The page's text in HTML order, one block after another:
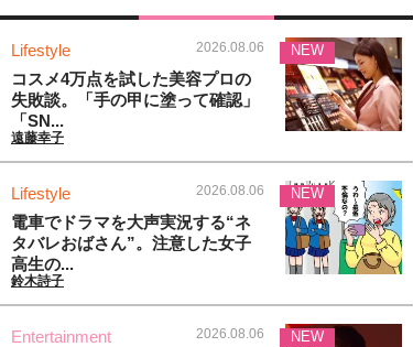
Lifestyle 2026.08.06
コスメ4万点を試した美容プロの
失敗談。「手の甲に塗って確認」
「SN...
遠藤幸子
NEW
Lifestyle 2026.08.06
電車でドラマを大声実況する“ネ
タバレおばさん”。注意した女子
高生の...
鈴木詩子
NEW
Entertainment 2026.08.06 NEW